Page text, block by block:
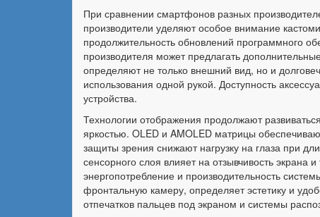
При сравнении смартфонов разных
производители уделяют особое внимание
продолжительность обновлений программного
производителя может предлагать
определяют не только внешний вид, но и
использования одной рукой. Доступность
устройства.
Технологии отображения продолжают
яркостью. OLED и AMOLED матрицы
защиты зрения снижают нагрузку на глаза при
сенсорного слоя влияет на отзывчивость экрана
энергопотребление и производительность
фронтальную камеру, определяет эстетику и
отпечатков пальцев под экраном и системы